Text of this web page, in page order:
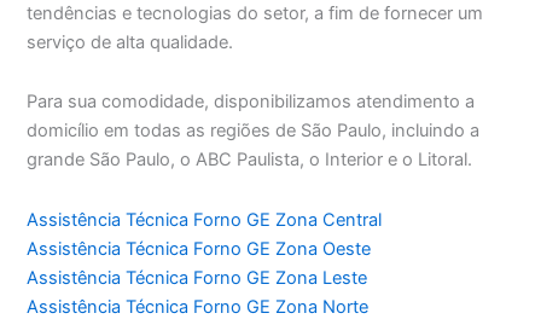
tendências e tecnologias do setor, a fim de fornecer um
serviço de alta qualidade.
Para sua comodidade, disponibilizamos atendimento a
domicílio em todas as regiões de São Paulo, incluindo a
grande São Paulo, o ABC Paulista, o Interior e o Litoral.
Assistência Técnica Forno GE Zona Central
Assistência Técnica Forno GE Zona Oeste
Assistência Técnica Forno GE Zona Leste
Assistência Técnica Forno GE Zona Norte